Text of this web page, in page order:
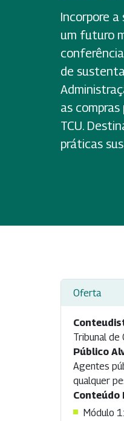
Incorpore
um futuro
de
as
TCU.
práticas
Oferta
Tribunal de
Público
Agentes
qualquer
Conteúdo
Módulo